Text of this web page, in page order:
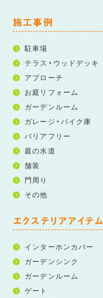
施工事例
駐車場
テラス・ウッドデッキ
アプローチ
お庭リフォーム
ガーデンルーム
ガレージ・バイク庫
バリアフリー
庭の水道
舗装
門周り
その他
エクステリアアイテム
インターホンカバー
ガーデンシンク
ガーデンルーム
ゲート